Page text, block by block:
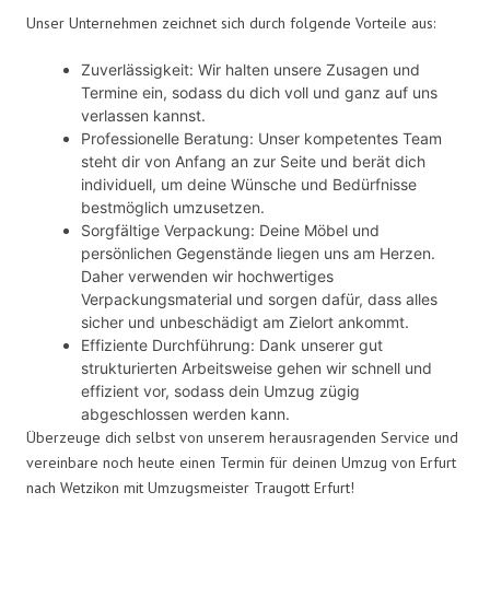
Unser Unternehmen zeichnet sich durch folgende Vorteile aus:
Zuverlässigkeit: Wir halten unsere Zusagen und
Termine ein, sodass du dich voll und ganz auf uns
verlassen kannst.
Professionelle Beratung: Unser kompetentes Team
steht dir von Anfang an zur Seite und berät dich
individuell, um deine Wünsche und Bedürfnisse
bestmöglich umzusetzen.
Sorgfältige Verpackung: Deine Möbel und
persönlichen Gegenstände liegen uns am Herzen.
Daher verwenden wir hochwertiges
Verpackungsmaterial und sorgen dafür, dass alles
sicher und unbeschädigt am Zielort ankommt.
Effiziente Durchführung: Dank unserer gut
strukturierten Arbeitsweise gehen wir schnell und
effizient vor, sodass dein Umzug zügig
abgeschlossen werden kann.
Überzeuge dich selbst von unserem herausragenden Service und
vereinbare noch heute einen Termin für deinen Umzug von Erfurt
nach Wetzikon mit Umzugsmeister Traugott Erfurt!